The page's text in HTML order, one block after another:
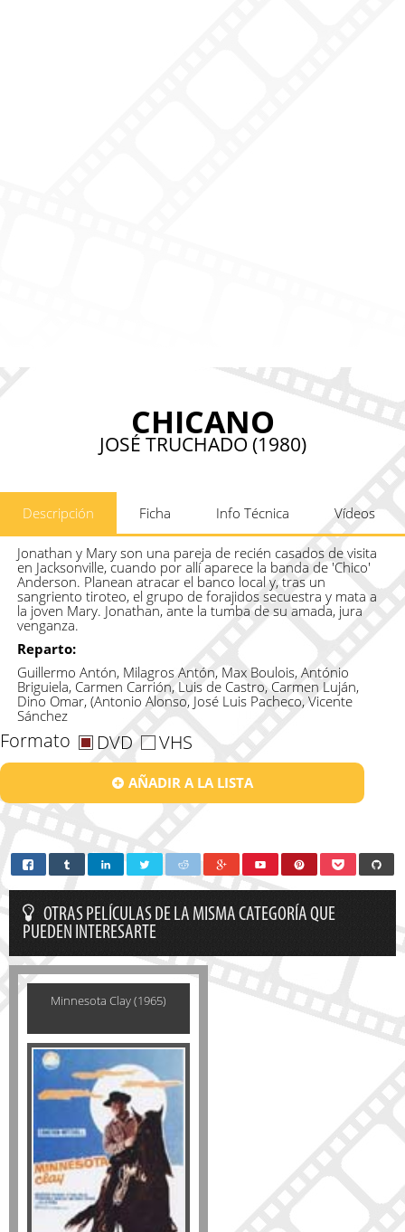
CHICANO
JOSÉ TRUCHADO (1980)
Descripción Ficha Info Técnica Vídeos
Jonathan y Mary son una pareja de recién casados de visita
en Jacksonville, cuando por allí aparece la banda de 'Chico'
Anderson. Planean atracar el banco local y, tras un
sangriento tiroteo, el grupo de forajidos secuestra y mata a
la joven Mary. Jonathan, ante la tumba de su amada, jura
venganza.
Reparto:
Guillermo Antón, Milagros Antón, Max Boulois, António
Briguiela, Carmen Carrión, Luis de Castro, Carmen Luján,
Dino Omar, (Antonio Alonso, José Luis Pacheco, Vicente
Sánchez
Formato DVD VHS
AÑADIR A LA LISTA
OTRAS PELÍCULAS DE LA MISMA CATEGORÍA QUE
PUEDEN INTERESARTE
Minnesota Clay (1965)